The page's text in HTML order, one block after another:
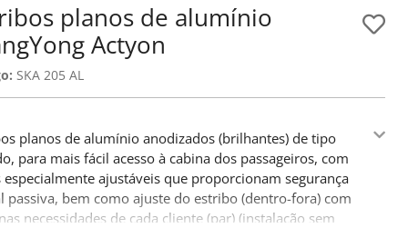
planos de alumínio
Actyon
SKA 205 AL
planos de alumínio anodizados (brilhantes) de tipo
para mais fácil acesso à cabina dos passageiros, com
especialmente ajustáveis que proporcionam segurança
passiva, bem como ajuste do estribo (dentro-fora) com
necessidades de cada cliente (par) (instalação sem